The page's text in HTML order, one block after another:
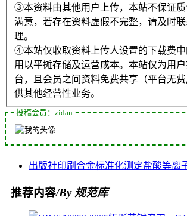
③本资料由其他用户上传，本站不保证质
满意，若存在资料虚假不完整，请及时
理。
④本站仅收取资料上传人设置的下载费中
用以平摊存储及运营成本。本站仅为用
台，且会员之间资料免费共享（平台无
供其他经营性业务。
投稿会员：zidan
出版社印刷 合金标准化测定盐酸等离
推荐内容/By 规范库